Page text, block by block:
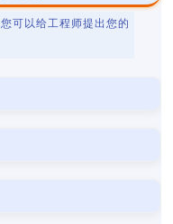
可以给工程师提出您的